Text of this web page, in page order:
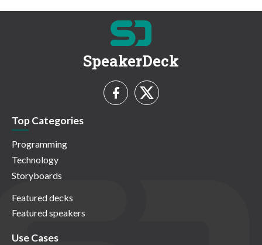
SpeakerDeck
Top Categories
Programming
Technology
Storyboards
Featured decks
Featured speakers
Use Cases